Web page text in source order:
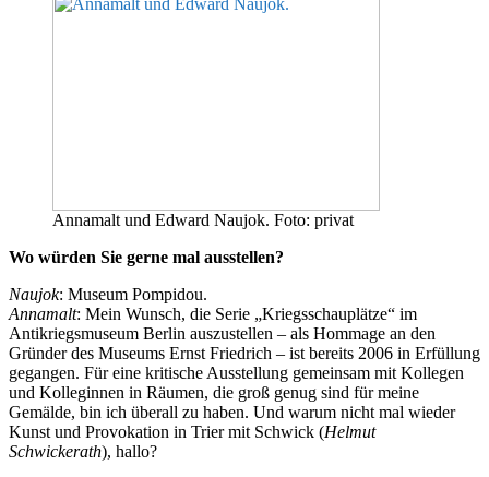
Annamalt und Edward Naujok. Foto: privat
Wo würden Sie gerne mal ausstellen?
Naujok: Museum Pompidou.
Annamalt: Mein Wunsch, die Serie „Kriegsschauplätze“ im
Antikriegsmuseum Berlin auszustellen – als Hommage an den
Gründer des Museums Ernst Friedrich – ist bereits 2006 in Erfüllung
gegangen. Für eine kritische Ausstellung gemeinsam mit Kollegen
und Kolleginnen in Räumen, die groß genug sind für meine
Gemälde, bin ich überall zu haben. Und warum nicht mal wieder
Kunst und Provokation in Trier mit Schwick (Helmut
Schwickerath), hallo?